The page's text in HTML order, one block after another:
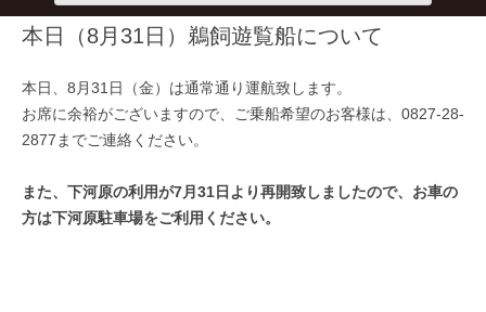
本日（8月31日）鵜飼遊覧船について
本日、8月31日（金）は通常通り運航致します。
お席に余裕がございますので、ご乗船希望のお客様は、0827-28-
2877までご連絡ください。
また、下河原の利用が7月31日より再開致しましたので、お車の
方は下河原駐車場をご利用ください。